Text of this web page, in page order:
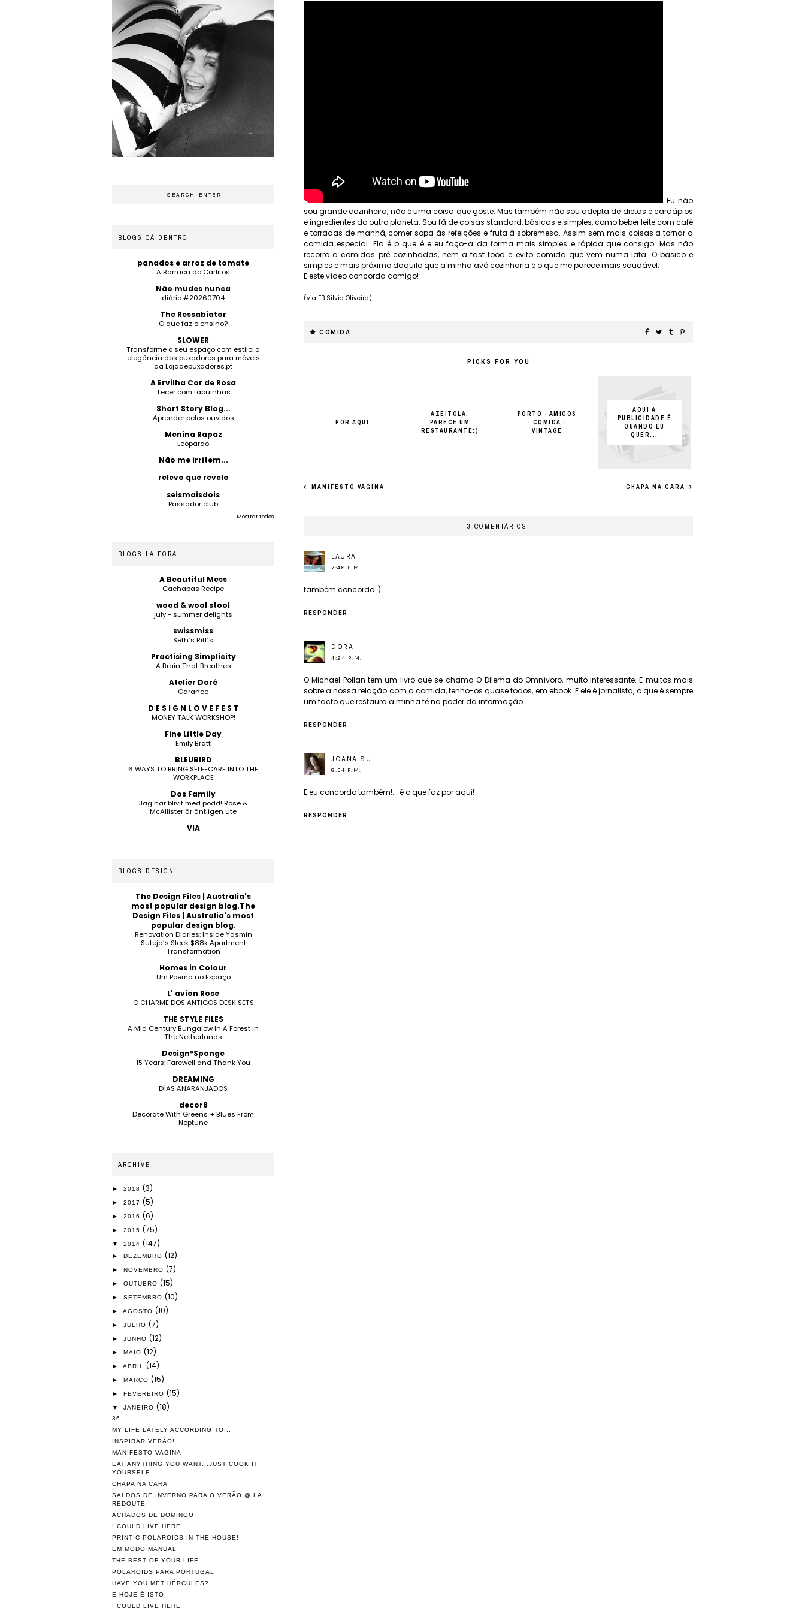
Eu não
sou grande cozinheira, não é uma coisa que goste. Mas também não sou adepta de dietas e cardápios
e ingredientes do outro planeta. Sou fã de coisas standard, básicas e simples, como beber leite com café
e torradas de manhã, comer sopa às refeições e fruta à sobremesa. Assim sem mais coisas a tornar a
comida especial. Ela é o que é e eu faço-a da forma mais simples e rápida que consigo. Mas não
recorro a comidas pré cozinhadas, nem a fast food e evito comida que vem numa lata. O básico e
simples e mais próximo daquilo que a minha avó cozinharia é o que me parece mais saudável.
E este vídeo concorda comigo!
(via FB Sílvia Oliveira)
COMIDA
PICKS FOR YOU
POR AQUI
AZEITOLA,
PARECE UM
RESTAURANTE:)
PORTO · AMIGOS
· COMIDA ·
VINTAGE
AQUI A
PUBLICIDADE É
QUANDO EU
QUER...
MANIFESTO VAGINA CHAPA NA CARA
3 COMENTÁRIOS:
LAURA
7:48 P.M.
também concordo :)
RESPONDER
DORA
4:24 P.M.
O Michael Pollan tem um livro que se chama O Dilema do Omnívoro, muito interessante. E muitos mais
sobre a nossa relação com a comida, tenho-os quase todos, em ebook. E ele é jornalista, o que é sempre
um facto que restaura a minha fé na poder da informação.
RESPONDER
JOANA SU
8:54 P.M.
E eu concordo também!... é o que faz por aqui!
RESPONDER
BLOGS CÁ DENTRO
panados e arroz de tomate
A Barraca do Carlitos
Não mudes nunca
diário #20260704
The Ressabiator
O que faz o ensino?
SLOWER
Transforme o seu espaço com estilo: a
elegância dos puxadores para móveis
da Lojadepuxadores.pt
A Ervilha Cor de Rosa
Tecer com tabuinhas
Short Story Blog...
Aprender pelos ouvidos
Menina Rapaz
Leopardo
Não me irritem...
relevo que revelo
seismaisdois
Passador club
Mostrar todos
BLOGS LÁ FORA
A Beautiful Mess
Cachapas Recipe
wood & wool stool
july - summer delights
swissmiss
Seth’s Riff’s
Practising Simplicity
A Brain That Breathes
Atelier Doré
Garance
D E S I G N L O V E F E S T
MONEY TALK WORKSHOP!
Fine Little Day
Emily Bratt
BLEUBIRD
6 WAYS TO BRING SELF-CARE INTO THE
WORKPLACE
Dos Family
Jag har blivit med podd! Röse &
McAllister är äntligen ute
VIA
BLOGS DESIGN
The Design Files | Australia's
most popular design blog.The
Design Files | Australia's most
popular design blog.
Renovation Diaries: Inside Yasmin
Suteja’s Sleek $88k Apartment
Transformation
Homes in Colour
Um Poema no Espaço
L' avion Rose
O CHARME DOS ANTIGOS DESK SETS
THE STYLE FILES
A Mid Century Bungalow In A Forest In
The Netherlands
Design*Sponge
15 Years: Farewell and Thank You
DREAMING
DÍAS ANARANJADOS
decor8
Decorate With Greens + Blues From
Neptune
ARCHIVE
► 2018 (3)
► 2017 (5)
► 2016 (6)
► 2015 (75)
▼ 2014 (147)
► DEZEMBRO (12)
► NOVEMBRO (7)
► OUTUBRO (15)
► SETEMBRO (10)
► AGOSTO (10)
► JULHO (7)
► JUNHO (12)
► MAIO (12)
► ABRIL (14)
► MARÇO (15)
► FEVEREIRO (15)
▼ JANEIRO (18)
36
MY LIFE LATELY ACCORDING TO...
INSPIRAR VERÃO!
MANIFESTO VAGINA
EAT ANYTHING YOU WANT...JUST COOK IT
YOURSELF
CHAPA NA CARA
SALDOS DE INVERNO PARA O VERÃO @ LA
REDOUTE
ACHADOS DE DOMINGO
I COULD LIVE HERE
PRINTIC POLAROIDS IN THE HOUSE!
EM MODO MANUAL
THE BEST OF YOUR LIFE
POLAROIDS PARA PORTUGAL
HAVE YOU MET HÉRCULES?
E HOJE É ISTO
I COULD LIVE HERE